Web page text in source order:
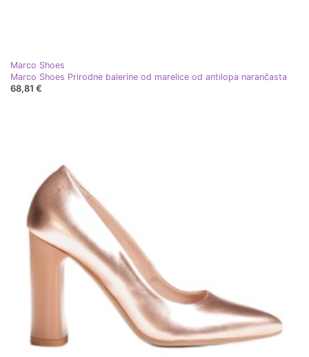
Marco Shoes
Marco Shoes Prirodne balerine od marelice od antilopa narančasta
68,81 €